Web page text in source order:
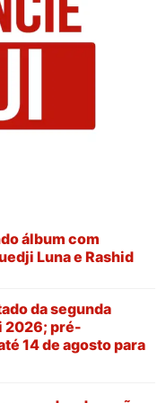
álbum com
Luna e Rashid
da segunda
2026; pré-
14 de agosto para